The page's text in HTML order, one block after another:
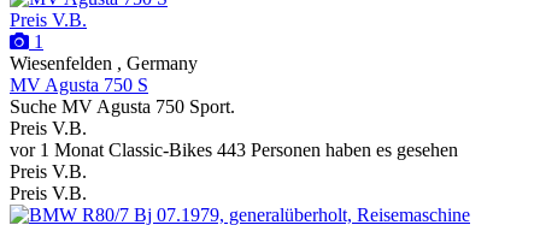
Preis V.B.
1
Wiesenfelden , Germany
MV Agusta 750 S
Suche MV Agusta 750 Sport.
Preis V.B.
vor 1 Monat Classic-Bikes 443 Personen haben es gesehen
Preis V.B.
Preis V.B.